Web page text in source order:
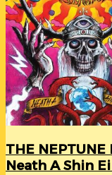
THE NEPTUNE
Neath A Shin